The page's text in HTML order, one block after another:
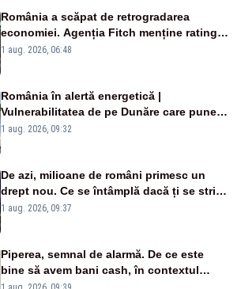
România a scăpat de retrogradarea
economiei. Agenția Fitch menține ratingul
„BBB-” cu perspectivă negativă
1 aug. 2026, 06:48
România în alertă energetică |
Vulnerabilitatea de pe Dunăre care pune
în pericol Centrala Cernavodă era
1 aug. 2026, 09:32
De azi, milioane de români primesc un
drept nou. Ce se întâmplă dacă ți se strică
un produs
1 aug. 2026, 09:37
Piperea, semnal de alarmă. De ce este
bine să avem bani cash, în contextul
alertei energetice?